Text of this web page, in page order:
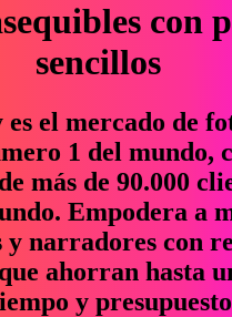
con
sencillos
es el mercado de
1 del mundo,
más de 90.000
Empodera a
y narradores con
ahorran hasta
y